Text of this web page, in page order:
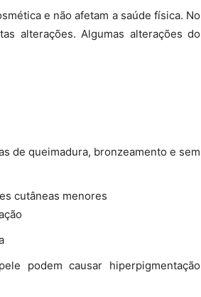
e não afetam a saúde física. No
alterações. Algumas alterações do
de queimadura, bronzeamento e sem
cutâneas menores
podem causar hiperpigmentação